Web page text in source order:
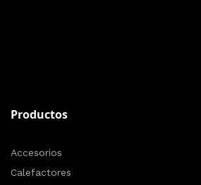
Productos
Accesorios
Calefactores